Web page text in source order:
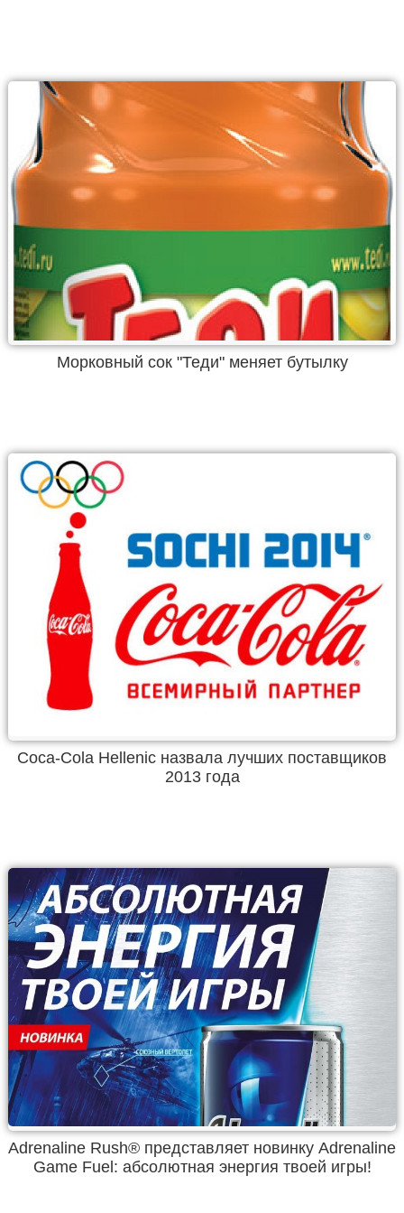
Морковный сок "Теди" меняет бутылку
Coca-Cola Hellenic назвала лучших поставщиков
2013 года
Adrenaline Rush® представляет новинку Adrenaline
Game Fuel: абсолютная энергия твоей игры!